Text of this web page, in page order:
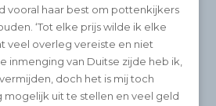
vooral haar best om pottenkijkers
‘Tot elke prijs wilde ik elke
veel overleg vereiste en niet
inmenging van Duitse zijde heb ik,
doch het is mij toch
mogelijk uit te stellen en veel geld